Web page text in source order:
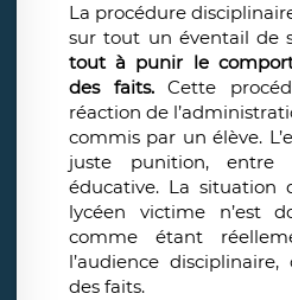
La procédure
sur tout un éventail de
tout à punir le
des faits.Cette
réaction de
commis par un élève.
juste punition, entre
éducative. La situation
lycéen victime n’est
comme étant
l’audience
des faits.